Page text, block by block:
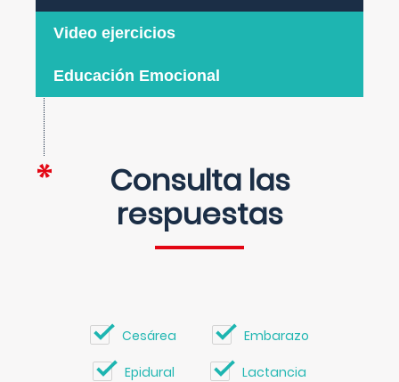
Video ejercicios
Educación Emocional
Consulta las
respuestas
Cesárea Embarazo
Epidural Lactancia